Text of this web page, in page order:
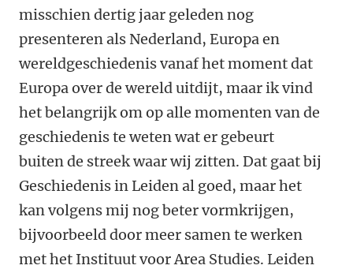
misschien dertig jaar geleden nog
presenteren als Nederland, Europa en
wereldgeschiedenis vanaf het moment dat
Europa over de wereld uitdijt, maar ik vind
het belangrijk om op alle momenten van de
geschiedenis te weten wat er gebeurt
buiten de streek waar wij zitten. Dat gaat bij
Geschiedenis in Leiden al goed, maar het
kan volgens mij nog beter vormkrijgen,
bijvoorbeeld door meer samen te werken
met het Instituut voor Area Studies. Leiden